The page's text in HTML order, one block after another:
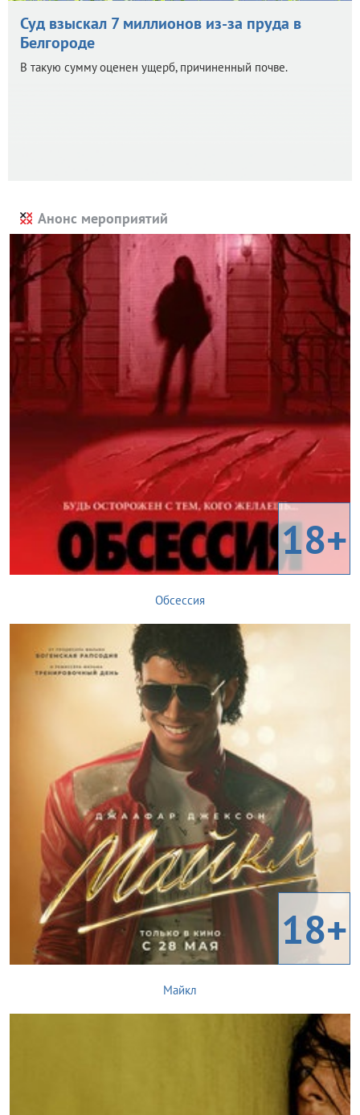
Суд взыскал 7 миллионов из-за пруда в
Белгороде
В такую сумму оценен ущерб, причиненный почве.
Анонс мероприятий
18+
Обсессия
18+
Майкл